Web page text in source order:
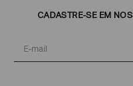
CADASTRE-SE EM